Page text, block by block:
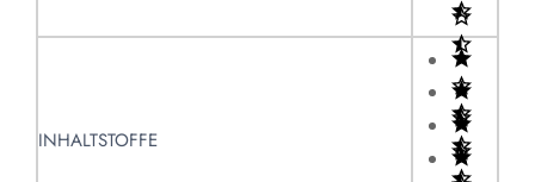
INHALTSTOFFE